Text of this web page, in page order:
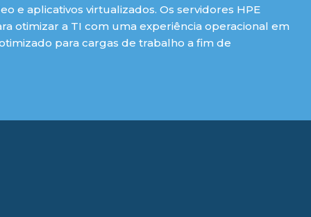
e aplicativos virtualizados. Os servidores HPE
otimizar a TI com uma experiência operacional em
para cargas de trabalho a fim de